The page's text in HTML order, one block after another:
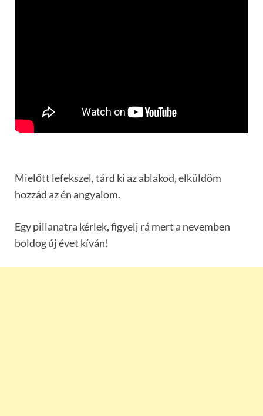
Mielőtt lefekszel, tárd ki az ablakod, elküldöm
hozzád az én angyalom.
Egy pillanatra kérlek, figyelj rá mert a nevemben
boldog új évet kíván!